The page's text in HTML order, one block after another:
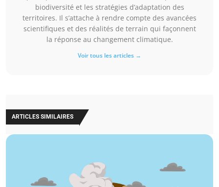
biodiversité et les stratégies d’adaptation des
territoires. Il s’attache à rendre compte des avancées
scientifiques et des réalités de terrain qui façonnent
la réponse au changement climatique.
Voir tous les articles →
ARTICLES SIMILAIRES